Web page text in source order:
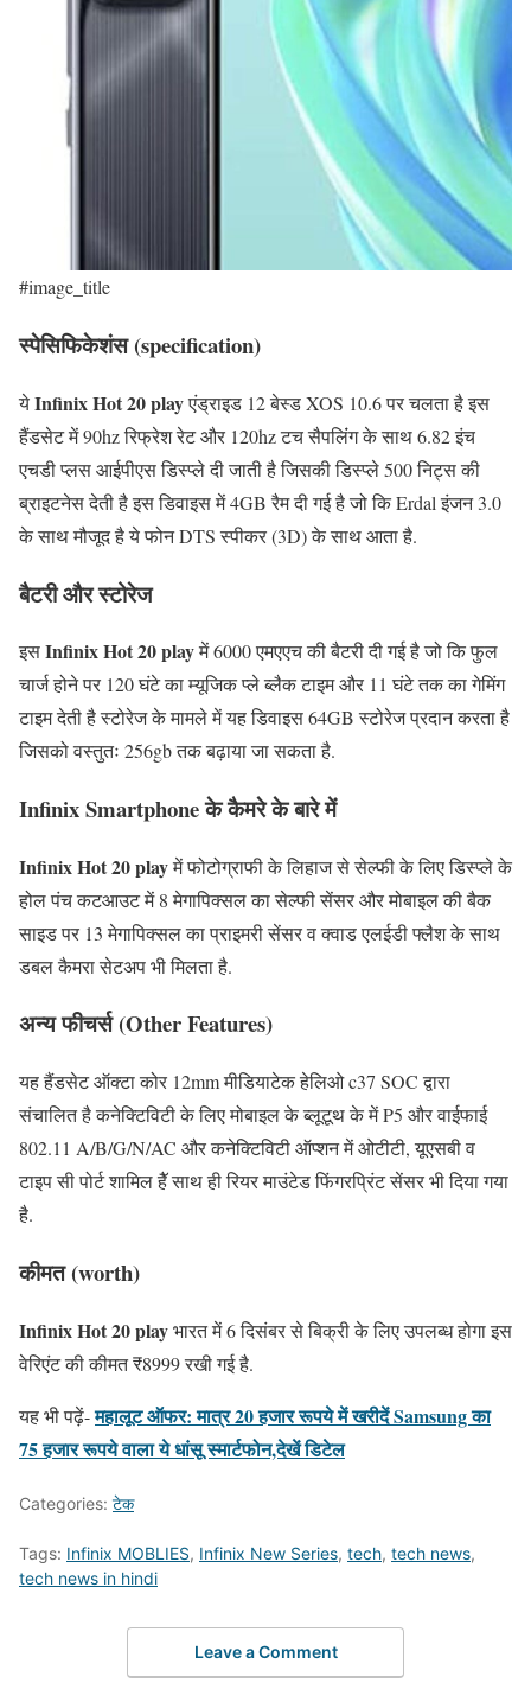
#image_title
स्पेसिफिकेशंस (specification)
येInfinixHot 20 playएंड्राइड 12 बेस्ड XOS 10.6 पर चलता है इस
हैंडसेट में 90hz रिफ्रेश रेट और 120hz टच सैपलिंंग के साथ 6.82 इंच
एचडी प्लस आईपीएस डिस्प्ले दी जाती है जिसकी डिस्प्ले 500 निट्स की
ब्राइटनेस देती है इस डिवाइस में 4GB रैम दी गई है जो कि Erdal इंजन 3.0
के साथ मौजूद है ये फोन DTS स्पीकर (3D) के साथ आता है.
बैटरी और स्टोरेज
इसInfinixHot 20 playमें 6000 एमएएच की बैटरी दी गई है जो कि फुल
चार्ज होने पर 120 घंटे का म्यूजिक प्ले ब्लैक टाइम और 11 घंटे तक का गेमिंग
टाइम देती है स्टोरेज के मामले में यह डिवाइस 64GB स्टोरेज प्रदान करता है
जिसको वस्तुतः 256gb तक बढ़ाया जा सकता है.
Infinix Smartphone के कैमरे के बारे में
InfinixHot 20 playमें फोटोग्राफी के लिहाज से सेल्फी के लिए डिस्प्ले के
होल पंच कटआउट में 8 मेगापिक्सल का सेल्फी सेंसर और मोबाइल की बैक
साइड पर 13 मेगापिक्सल का प्राइमरी सेंसर व क्वाड एलईडी फ्लैश के साथ
डबल कैमरा सेटअप भी मिलता है.
अन्य फीचर्स (Other Features)
यह हैंडसेट ऑक्टा कोर 12mm मीडियाटेक हेलिओ c37 SOC द्वारा
संचालित है कनेक्टिविटी के लिए मोबाइल के ब्लूटूथ के में P5 और वाईफाई
802.11 A/B/G/N/AC और कनेक्टिविटी ऑप्शन में ओटीटी, यूएसबी व
टाइप सी पोर्ट शामिल हैॅ साथ ही रियर माउंटेड फिंगरप्रिंट सेंसर भी दिया गया
है.
कीमत (worth)
InfinixHot 20 playभारत में 6 दिसंबर से बिक्री के लिए उपलब्ध होगा इस
वेरिएंट की कीमत ₹8999 रखी गई है.
यह भी पढ़ें-महालूट ऑफर: मात्र 20 हजार रूपये में खरीदें Samsung का
75 हजार रूपये वाला ये धांसू स्मार्टफोन,देखें डिटेल
Categories: टेक
Tags: Infinix MOBLIES, Infinix New Series, tech, tech news,
tech news in hindi
Leave a Comment